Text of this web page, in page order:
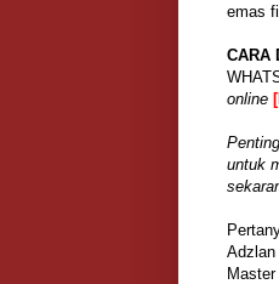
emas
CARA
online
untuk
Adzlan